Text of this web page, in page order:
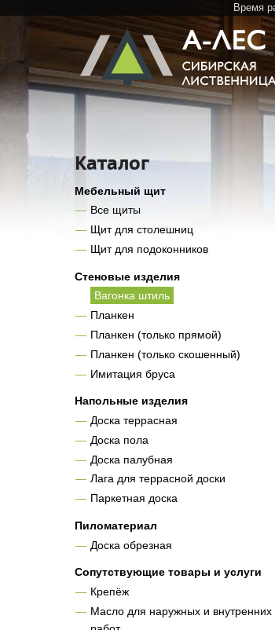
Время
Каталог
Мебельный щит
Все щиты
Щит для столешниц
Щит для подоконников
Стеновые изделия
Вагонка штиль
Планкен
Планкен (только прямой)
Планкен (только скошенный)
Имитация бруса
Напольные изделия
Доска террасная
Доска пола
Доска палубная
Лага для террасной доски
Паркетная доска
Пиломатериал
Доска обрезная
Сопутствующие товары и услуги
Крепёж
Масло для наружных и внутренних